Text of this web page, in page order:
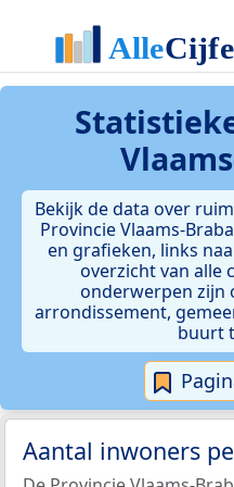
Bekijk de data over
Provincie Vlaams-
en grafieken, links
overzicht van alle
onderwerpen zijn
arrondissement,
buurt
Aantal inwoners